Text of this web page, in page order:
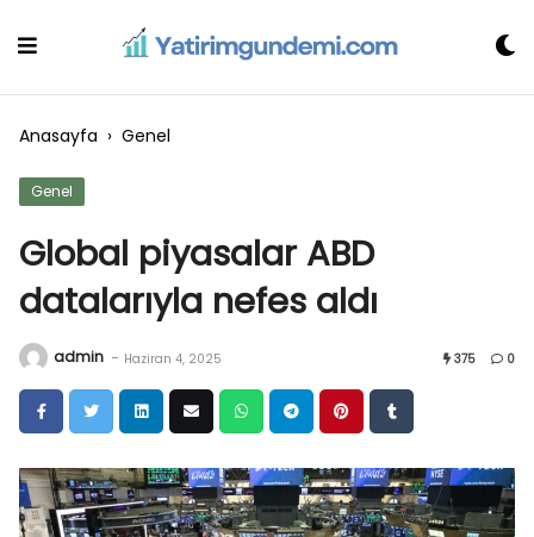
Anasayfa › Genel
Genel
Global piyasalar ABD
datalarıyla nefes aldı
admin - Haziran 4, 2025 375 0